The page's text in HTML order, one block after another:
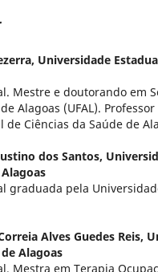
Universidade
Mestre e doutorando em
Alagoas (UFAL).
Ciências da Saúde de
dos Santos,
graduada pela
Alves Guedes Reis,
Alagoas
Mestra em Terapia